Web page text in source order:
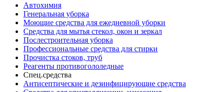
Автохимия
Генеральная уборка
Моющие средства для ежедневной уборки
Средства для мытья стекол, окон и зеркал
Послестроительная уборка
Профессиональные средства для стирки
Прочистка стоков, труб
Реагенты противогололедные
Спец.средства
Антисептические и дезинфицирующие средства